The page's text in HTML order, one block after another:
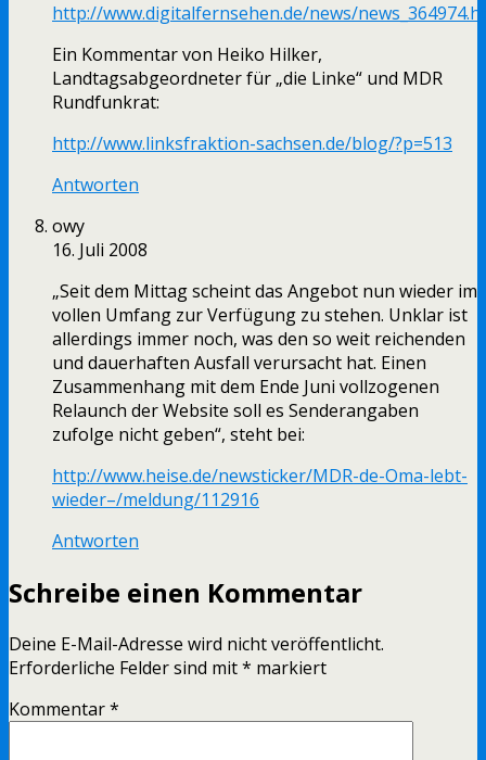
http://www.digitalfernsehen.de/news/
Ein Kommentar von Heiko Hilker,
Landtagsabgeordneter für „die Linke“ und MDR
Rundfunkrat:
http://www.linksfraktion-sachsen.de/blog/?p=513
Antworten
owy
16. Juli 2008
„Seit dem Mittag scheint das Angebot nun wieder im
vollen Umfang zur Verfügung zu stehen. Unklar ist
allerdings immer noch, was den so weit reichenden
und dauerhaften Ausfall verursacht hat. Einen
Zusammenhang mit dem Ende Juni vollzogenen
Relaunch der Website soll es Senderangaben
zufolge nicht geben“, steht bei:
http://www.heise.de/newsticker/MDR-de-Oma-lebt-
wieder–/meldung/112916
Antworten
Schreibe einen Kommentar
Deine E-Mail-Adresse wird nicht veröffentlicht.
Erforderliche Felder sind mit* markiert
Kommentar*